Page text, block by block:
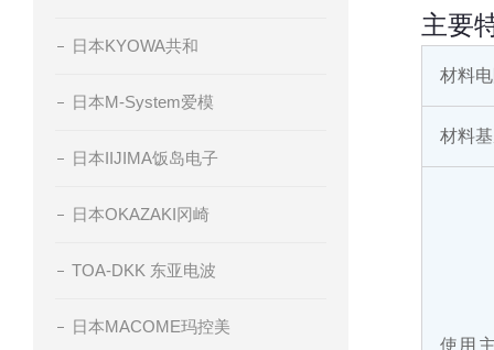
日本KYOWA共和
日本M-System爱模
日本IIJIMA饭岛电子
日本OKAZAKI冈崎
TOA-DKK 东亚电波
日本MACOME玛控美
主要
材料
材料
使用